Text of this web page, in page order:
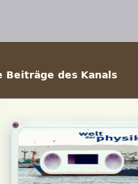
Beiträge des Kanals